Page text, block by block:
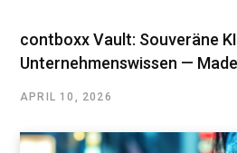
contboxx Vault: Souveräne
Unternehmenswissen —
APRIL 10, 2026